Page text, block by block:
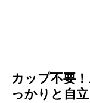
カップ不要
っかりと自立